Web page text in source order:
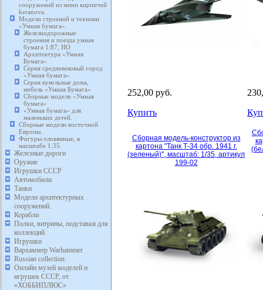
сооружений из мини кирпичей
keranova.
Модели строений и техники
«Умная бумага».
Железнодорожные
строения и поезда умная
бумага 1:87, HO
Архитектура «Умная
Бумага»
Серия средневековый город
«Умная бумага»
Серия кукольные дома,
мебель «Умная Бумага»
Сборные модели «Умная
бумага»
«Умная бумага» для
маленьких детей.
Сборные модели восточной
Европы.
Фигуры оловянные, в
масштабе 1:35.
Железные дороги
Оружие
Игрушки СССР
Автомобили
Танки
Модели архитектурных
сооружений.
Корабли
Полки, витрины, подставки для
коллекций.
Игрушки
Вархаммер Warhammer
Russian collection.
Онлайн музей моделей и
игрушек СССР, от
«ХОББИПЛЮС»
252,00 руб.
Купить
Сборная модель-конструктор из
картона "Танк Т-34 обр. 1941 г.
(зеленый)", масштаб: 1/35, артикул
199-02